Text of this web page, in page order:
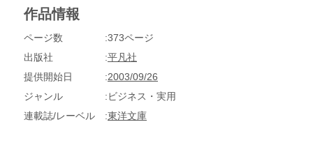
作品情報
ページ数
373ページ
出版社
平凡社
提供開始日
2003/09/26
ジャンル
ビジネス・実用
連載誌/レーベル
東洋文庫